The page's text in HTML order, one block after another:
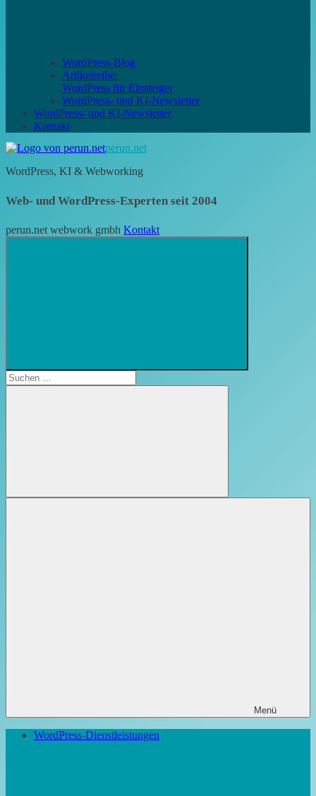
WordPress-Blog
Artikelreihe:
WordPress für Einsteiger
WordPress- und KI-Newsletter
WordPress- und KI-Newsletter
Kontakt
perun.net
WordPress, KI & Webworking
Web- und WordPress-Experten seit 2004
perun.net webwork gmbh Kontakt
öffnen
Suchen
nach:
Suchen
Menü
WordPress-Dienstleistungen